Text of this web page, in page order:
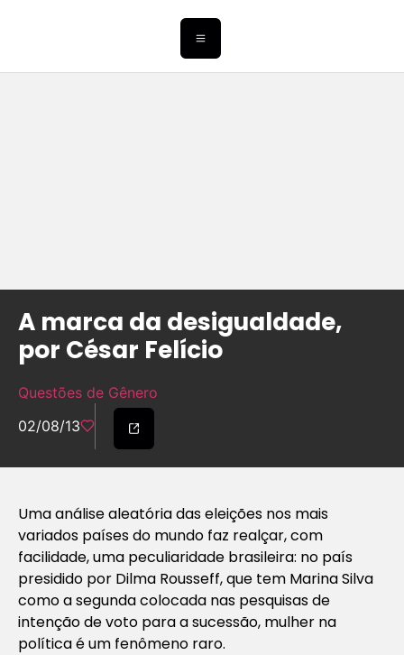
A marca da desigualdade,
por César Felício
Questões de Gênero
02/08/13
Uma análise aleatória das eleições nos mais
variados países do mundo faz realçar, com
facilidade, uma peculiaridade brasileira: no país
presidido por Dilma Rousseff, que tem Marina Silva
como a segunda colocada nas pesquisas de
intenção de voto para a sucessão, mulher na
política é um fenômeno raro.